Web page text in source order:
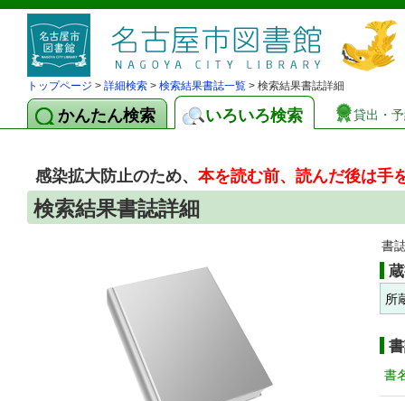
トップページ > 詳細検索 > 検索結果書誌一覧 > 検索結果書誌詳細
かんたん検索 いろいろ検索 貸出・
感染拡大防止のため、本を読む前、読んだ後は手
検索結果書誌詳細
書
所
書